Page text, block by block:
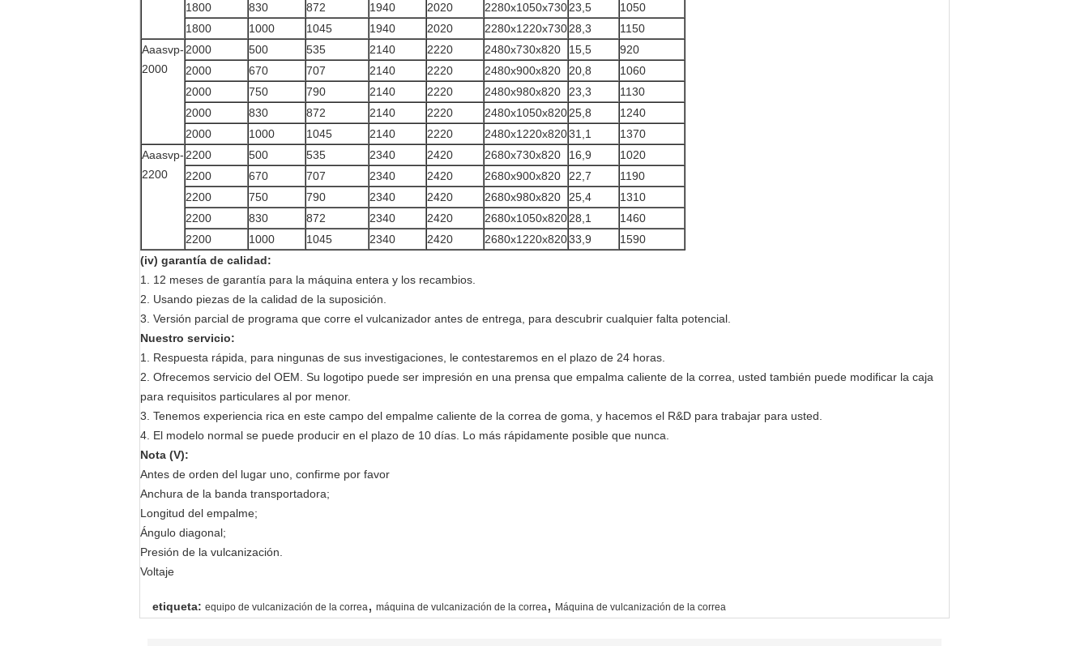
1800
830 872 1940 2020 2280x1050x73023,5
1050
1800
1000 1045 1940 2020 2280x1220x73028,3
1150
Aaasvp-
2000
2000 500 535 2140 2220 2480x730x820 15,5
920
2000
670 707 2140 2220 2480x900x820 20,8
1060
2000
750 790 2140 2220 2480x980x820 23,3
1130
2000
830 872 2140 2220 2480x1050x82025,8
1240
2000
1000 1045 2140 2220 2480x1220x82031,1
1370
Aaasvp-
2200
2200 500 535 2340 2420 2680x730x820 16,9
1020
2200
670 707 2340 2420 2680x900x820 22,7
1190
2200
750 790 2340 2420 2680x980x820 25,4
1310
2200
830 872 2340 2420 2680x1050x82028,1
1460
2200
1000 1045 2340 2420 2680x1220x82033,9
1590
(iv) garantía de calidad:
1. 12 meses de garantía para la máquina entera y los recambios.
2. Usando piezas de la calidad de la suposición.
3. Versión parcial de programa que corre el vulcanizador antes de entrega, para descubrir cualquier falta potencial.
Nuestro servicio:
1. Respuesta rápida, para ningunas de sus investigaciones, le contestaremos en el plazo de 24 horas.
2. Ofrecemos servicio del OEM. Su logotipo puede ser impresión en una prensa que empalma caliente de la correa, usted también puede modificar la caja
para requisitos particulares al por menor.
3. Tenemos experiencia rica en este campo del empalme caliente de la correa de goma, y hacemos el R&D para trabajar para usted.
4. El modelo normal se puede producir en el plazo de 10 días. Lo más rápidamente posible que nunca.
Nota (V):
Antes de orden del lugar uno, confirme por favor
Anchura de la banda transportadora;
Longitud del empalme;
Ángulo diagonal;
Presión de la vulcanización.
Voltaje
etiqueta: equipo de vulcanización de la correa, máquina de vulcanización de la correa, Máquina de vulcanización de la correa